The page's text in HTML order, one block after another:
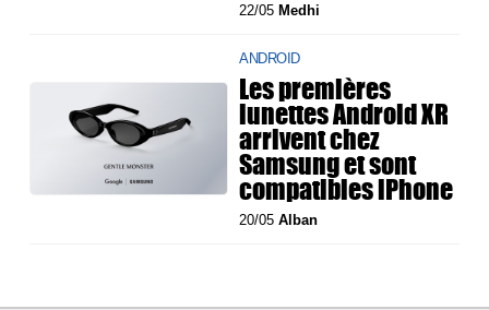
22/05Medhi
ANDROID
Les premières
lunettes Android XR
arrivent chez
Samsung et sont
compatibles iPhone
20/05Alban